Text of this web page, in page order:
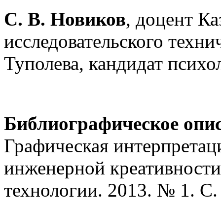
С. В. Новиков, доцент
исследовательского
Туполева, кандидат
Библиографическое
Графическая
инженерной
технологии. 2013. № 1.